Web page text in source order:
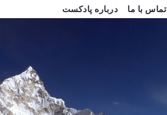
درباره پادکست تماس با ما